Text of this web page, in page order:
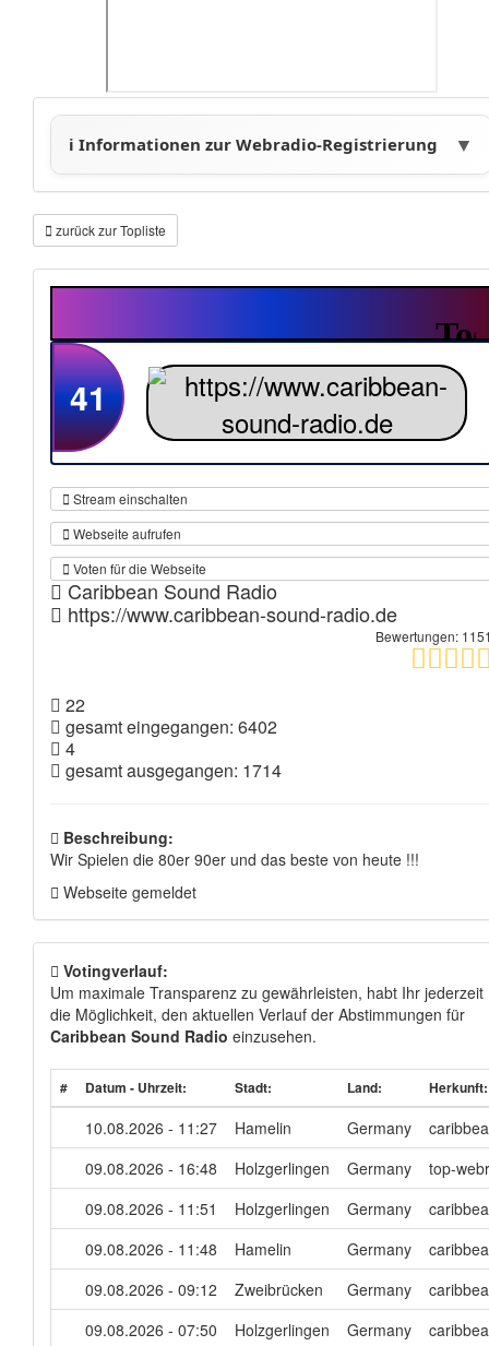
zurück zur Topliste
41
Stream einschalten
Webseite aufrufen
Voten für die Webseite
Caribbean Sound Radio
https://www.caribbean-sound-radio.de
Bewertungen:
22
gesamt eingegangen: 6402
4
gesamt ausgegangen: 1714
Beschreibung:
Wir Spielen die 80er 90er und das beste von heute !!!
Webseite gemeldet
Votingverlauf:
Um maximale Transparenz zu gewährleisten, habt Ihr jederzeit
die Möglichkeit, den aktuellen Verlauf der Abstimmungen für
Caribbean Sound Radio einzusehen.
# Datum - Uhrzeit: Stadt: Land: Herkunft:
10.08.2026 - 11:27 Hamelin Germany
09.08.2026 - 16:48
Holzgerlingen Germany
top-
09.08.2026 - 11:51
Holzgerlingen Germany
09.08.2026 - 11:48
Hamelin Germany
09.08.2026 - 09:12
Zweibrücken Germany
09.08.2026 - 07:50
Holzgerlingen Germany